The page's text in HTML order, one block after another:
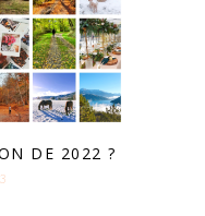
DE 2022 ?